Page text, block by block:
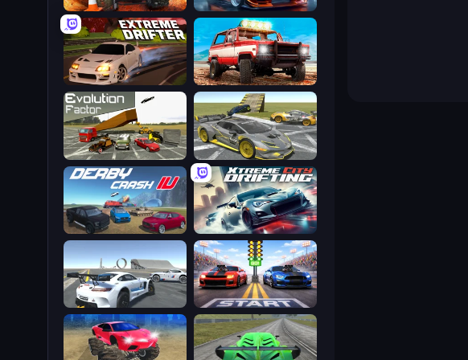
Racing Unlimited
Offroad Life 3D
Offroad Masters Challenge
Extreme Drifter
Wrong Way
Evolution Factor
Xtreme City Drifting
Derby Crash 4
Street Racer 2
Crazy Stunt Cars Multiplayer